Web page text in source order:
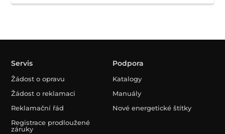
Servis
Žádost o opravu
Žádost o reklamaci
Reklamační řád
Registrace prodloužené
záruky
Podpora
Katalogy
Manuály
Nové energetické štítky